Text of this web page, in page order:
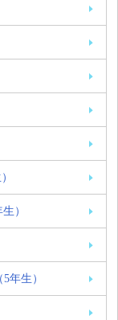
）
年生）